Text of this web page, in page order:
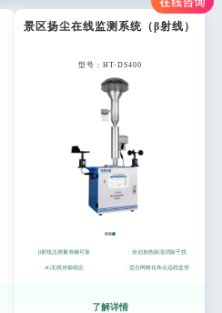
景区扬尘在线监测系统（β射线）
型号：HT-DS400
· β射线法测量准确可靠 · 自动加热除湿消除干扰
· 4G无线传输稳定 · 适合网格化布点远程监管
了解详情